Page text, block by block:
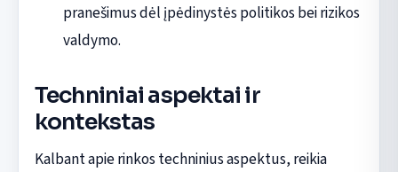
pranešimus dėl įpėdinystės politikos bei rizikos
valdymo.
Techniniai aspektai ir
kontekstas
Kalbant apie rinkos techninius aspektus, reikia